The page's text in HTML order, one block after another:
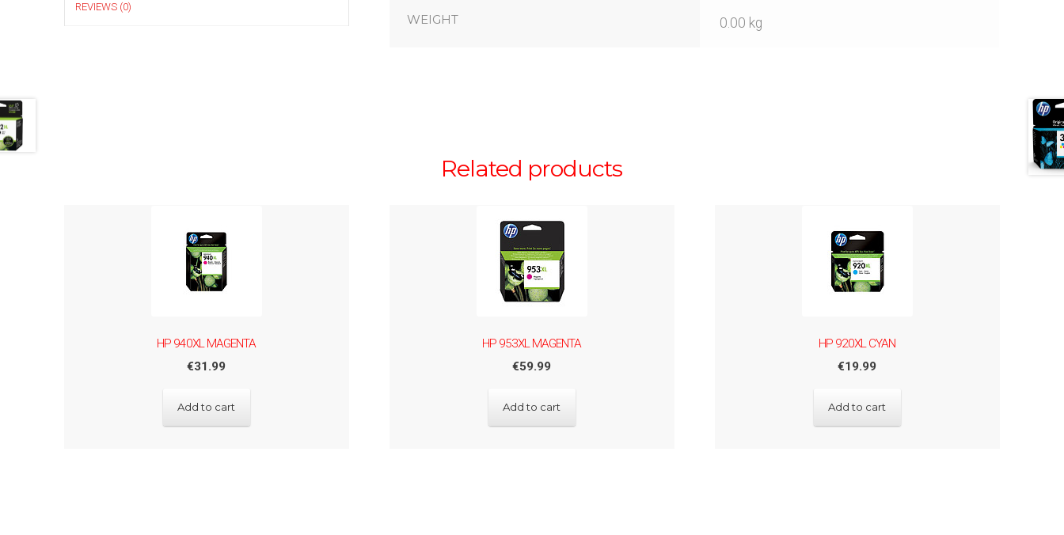
REVIEWS (0)
WEIGHT 0.00 kg
Related products
HP 940XL MAGENTA
€31.99
Add to cart
HP 953XL MAGENTA
€59.99
Add to cart
HP 920XL CYAN
€19.99
Add to cart